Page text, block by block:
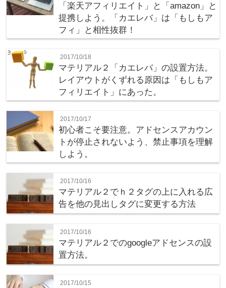
「楽天アフィリエイト」と「amazon」と
提携しよう。「カエレバ」は「もしもア
フィ」と相性抜群！
2017/10/18
マテリアル２「カエレバ」の設置方法。
レイアウトがくずれる原因は「もしもア
フィリエイト」にあった。
2017/10/17
初心者こそ要注意。アドセンスアカウン
トが停止されないよう、禁止事項を理解
しよう。
2017/10/16
マテリアル２でｈ２タグの上に入れる広
告を他の見出しタグに変更する方法
2017/10/16
マテリアル２でのgoogleアドセンスの設
置方法。
2017/10/15